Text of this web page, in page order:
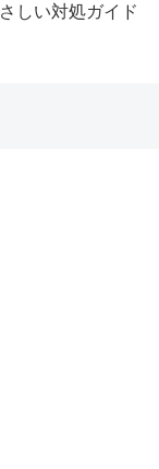
さしい対処ガイド